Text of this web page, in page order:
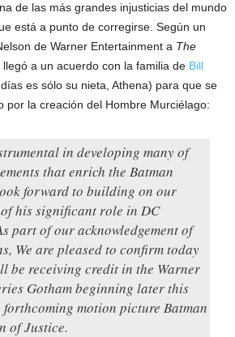
de las más grandes injusticias del mundo
está a punto de corregirse. Según un
de Warner Entertainment a The
llegó a un acuerdo con la familia de Bill
es sólo su nieta, Athena) para que se
por la creación del Hombre Murciélago:
in developing many of
that enrich the Batman
forward to building on our
of his significant role in DC
part of our acknowledgement of
We are pleased to confirm today
be receiving credit in the Warner
Gothambeginning later this
forthcoming motion picture Batman
of Justice.